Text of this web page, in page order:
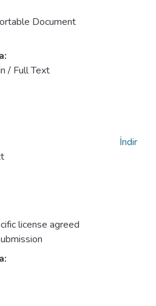
Document
/ Full Text
license agreed
İndir